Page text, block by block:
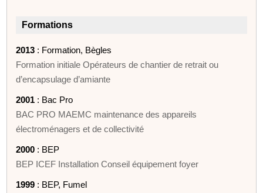
Formations
2013 : Formation, Bègles
Formation initiale Opérateurs de chantier de retrait ou
d’encapsulage d’amiante
2001 : Bac Pro
BAC PRO MAEMC maintenance des appareils
électroménagers et de collectivité
2000 : BEP
BEP ICEF Installation Conseil équipement foyer
1999 : BEP, Fumel